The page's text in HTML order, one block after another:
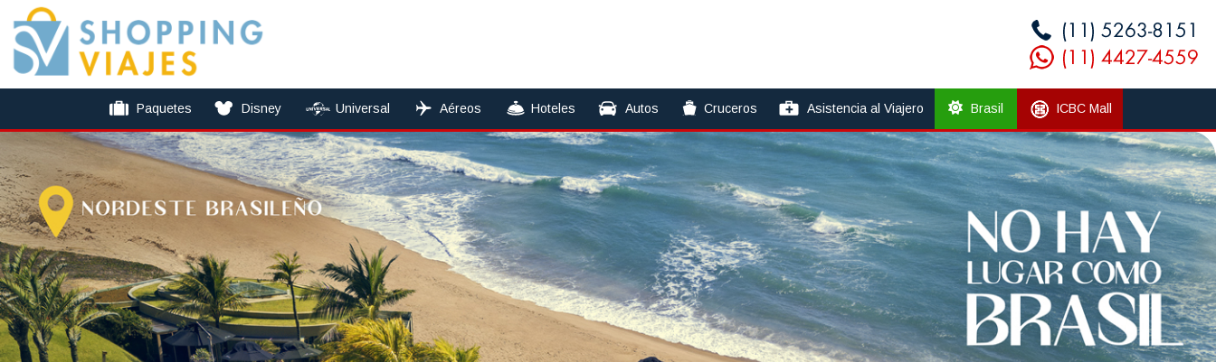
Paquetes Disney Universal Aéreos Hoteles Autos Cruceros Asistencia al Viajero Brasil ICBC Mall